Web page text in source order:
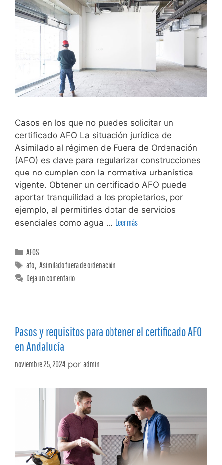
Casos en los que no puedes solicitar un
certificado AFO La situación jurídica de
Asimilado al régimen de Fuera de Ordenación
(AFO) es clave para regularizar construcciones
que no cumplen con la normativa urbanística
vigente. Obtener un certificado AFO puede
aportar tranquilidad a los propietarios, por
ejemplo, al permitirles dotar de servicios
esenciales como agua … Leer más
AFOS
afo,Asimilado fuera de ordenación
Deja un comentario
Pasos y requisitos para obtener el certificado AFO
en Andalucía
noviembre 25, 2024 por admin